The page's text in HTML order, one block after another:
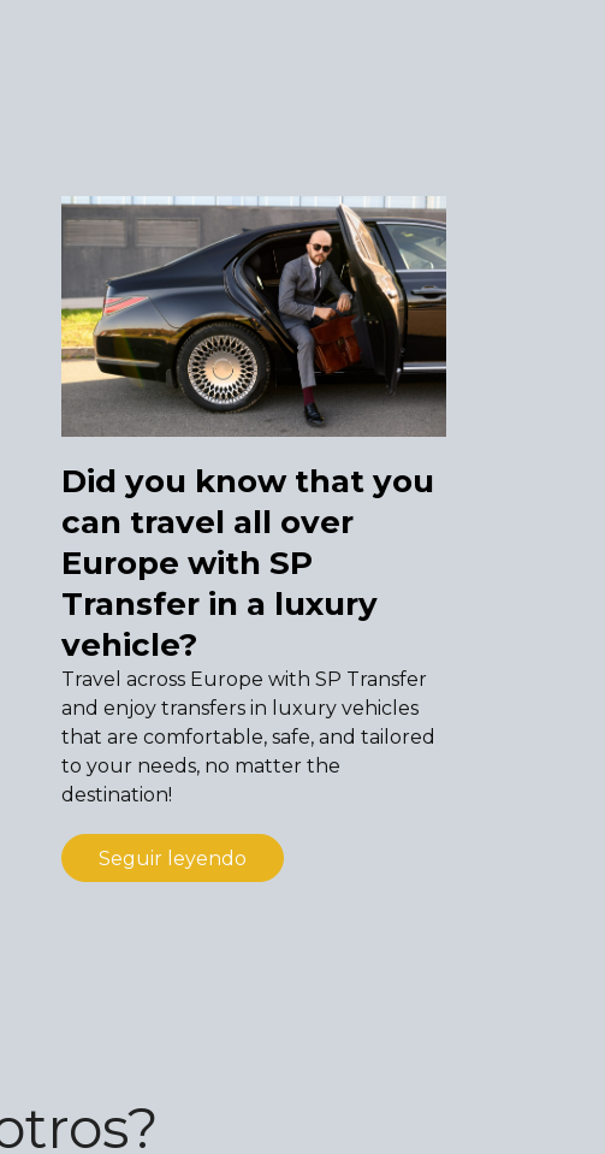
Did you know that you
can travel all over
Europe with SP
Transfer in a luxury
vehicle?
Travel across Europe with SP Transfer
and enjoy transfers in luxury vehicles
that are comfortable, safe, and tailored
to your needs, no matter the
destination!
Seguir leyendo